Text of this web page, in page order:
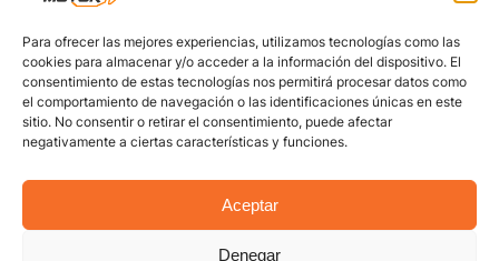
Para ofrecer las mejores experiencias, utilizamos tecnologías como las
cookies para almacenar y/o acceder a la información del dispositivo. El
consentimiento de estas tecnologías nos permitirá procesar datos como
el comportamiento de navegación o las identificaciones únicas en este
sitio. No consentir o retirar el consentimiento, puede afectar
negativamente a ciertas características y funciones.
Aceptar
Denegar
Copyright © 2026 Grupo Motor S.A.S. Todos los
Políticas de privacidad
Política de devoluciones y/o reembolsos
Términos y Condiciones